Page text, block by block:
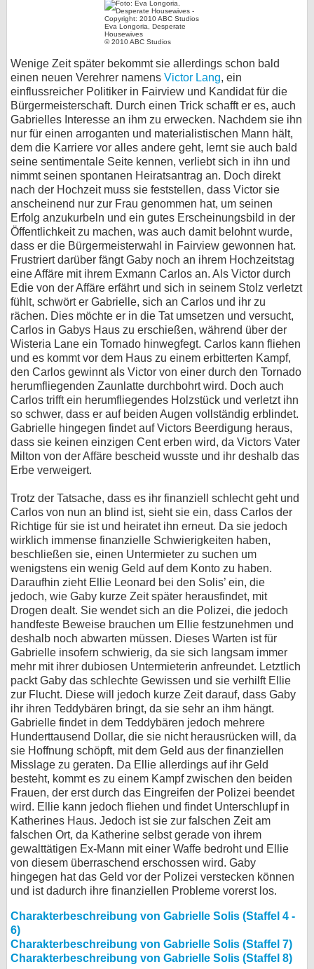
Eva Longoria, Desperate
Housewives
© 2010 ABC Studios
Wenige Zeit später bekommt sie allerdings schon bald
einen neuen Verehrer namens Victor Lang, ein
einflussreicher Politiker in Fairview und Kandidat für die
Bürgermeisterschaft. Durch einen Trick schafft er es, auch
Gabrielles Interesse an ihm zu erwecken. Nachdem sie ihn
nur für einen arroganten und materialistischen Mann hält,
dem die Karriere vor alles andere geht, lernt sie auch bald
seine sentimentale Seite kennen, verliebt sich in ihn und
nimmt seinen spontanen Heiratsantrag an. Doch direkt
nach der Hochzeit muss sie feststellen, dass Victor sie
anscheinend nur zur Frau genommen hat, um seinen
Erfolg anzukurbeln und ein gutes Erscheinungsbild in der
Öffentlichkeit zu machen, was auch damit belohnt wurde,
dass er die Bürgermeisterwahl in Fairview gewonnen hat.
Frustriert darüber fängt Gaby noch an ihrem Hochzeitstag
eine Affäre mit ihrem Exmann Carlos an. Als Victor durch
Edie von der Affäre erfährt und sich in seinem Stolz verletzt
fühlt, schwört er Gabrielle, sich an Carlos und ihr zu
rächen. Dies möchte er in die Tat umsetzen und versucht,
Carlos in Gabys Haus zu erschießen, während über der
Wisteria Lane ein Tornado hinwegfegt. Carlos kann fliehen
und es kommt vor dem Haus zu einem erbitterten Kampf,
den Carlos gewinnt als Victor von einer durch den Tornado
herumfliegenden Zaunlatte durchbohrt wird. Doch auch
Carlos trifft ein herumfliegendes Holzstück und verletzt ihn
so schwer, dass er auf beiden Augen vollständig erblindet.
Gabrielle hingegen findet auf Victors Beerdigung heraus,
dass sie keinen einzigen Cent erben wird, da Victors Vater
Milton von der Affäre bescheid wusste und ihr deshalb das
Erbe verweigert.
Trotz der Tatsache, dass es ihr finanziell schlecht geht und
Carlos von nun an blind ist, sieht sie ein, dass Carlos der
Richtige für sie ist und heiratet ihn erneut. Da sie jedoch
wirklich immense finanzielle Schwierigkeiten haben,
beschließen sie, einen Untermieter zu suchen um
wenigstens ein wenig Geld auf dem Konto zu haben.
Daraufhin zieht Ellie Leonard bei den Solis’ ein, die
jedoch, wie Gaby kurze Zeit später herausfindet, mit
Drogen dealt. Sie wendet sich an die Polizei, die jedoch
handfeste Beweise brauchen um Ellie festzunehmen und
deshalb noch abwarten müssen. Dieses Warten ist für
Gabrielle insofern schwierig, da sie sich langsam immer
mehr mit ihrer dubiosen Untermieterin anfreundet. Letztlich
packt Gaby das schlechte Gewissen und sie verhilft Ellie
zur Flucht. Diese will jedoch kurze Zeit darauf, dass Gaby
ihr ihren Teddybären bringt, da sie sehr an ihm hängt.
Gabrielle findet in dem Teddybären jedoch mehrere
Hunderttausend Dollar, die sie nicht herausrücken will, da
sie Hoffnung schöpft, mit dem Geld aus der finanziellen
Misslage zu geraten. Da Ellie allerdings auf ihr Geld
besteht, kommt es zu einem Kampf zwischen den beiden
Frauen, der erst durch das Eingreifen der Polizei beendet
wird. Ellie kann jedoch fliehen und findet Unterschlupf in
Katherines Haus. Jedoch ist sie zur falschen Zeit am
falschen Ort, da Katherine selbst gerade von ihrem
gewalttätigen Ex-Mann mit einer Waffe bedroht und Ellie
von diesem überraschend erschossen wird. Gaby
hingegen hat das Geld vor der Polizei verstecken können
und ist dadurch ihre finanziellen Probleme vorerst los.
Charakterbeschreibung von Gabrielle Solis (Staffel 4 -
6)
Charakterbeschreibung von Gabrielle Solis (Staffel 7)
Charakterbeschreibung von Gabrielle Solis (Staffel 8)